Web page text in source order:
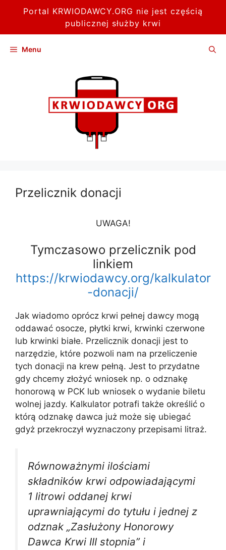
Portal KRWIODAWCY.ORG nie jest częścią
publicznej służby krwi
Menu
Przelicznik donacji
UWAGA!
Tymczasowo przelicznik pod
linkiem
https://krwiodawcy.org/kalkulator
-donacji/
Jak wiadomo oprócz krwi pełnej dawcy mogą
oddawać osocze, płytki krwi, krwinki czerwone
lub krwinki białe. Przelicznik donacji jest to
narzędzie, które pozwoli nam na przeliczenie
tych donacji na krew pełną. Jest to przydatne
gdy chcemy złożyć wniosek np. o odznakę
honorową w PCK lub wniosek o wydanie biletu
wolnej jazdy. Kalkulator potrafi także określić o
którą odznakę dawca już może się ubiegać
gdyż przekroczył wyznaczony przepisami litraż.
Równoważnymi ilościami
składników krwi odpowiadającymi
1 litrowi oddanej krwi
uprawniającymi do tytułu i jednej z
odznak „Zasłużony Honorowy
Dawca Krwi III stopnia” i